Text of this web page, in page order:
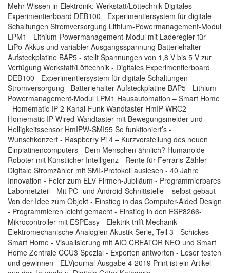
Mehr Wissen in Elektronik: Werkstatt/Löttechnik Digitales
Experimentierboard DEB100 - Experimentiersystem für digitale
Schaltungen Stromversorgung Lithium-Powermanagement-Modul
LPM1 - Lithium-Powermanagement-Modul mit Laderegler für
LiPo-Akkus und variabler Ausgangsspannung Batteriehalter-
Aufsteckplatine BAP5 - stellt Spannungen von 1,8 V bis 5 V zur
Verfügung Werkstatt/Löttechnik - Digitales Experimentierboard
DEB100 - Experimentiersystem für digitale Schaltungen
Stromversorgung - Batteriehalter-Aufsteckplatine BAP5 - Lithium-
Powermanagement-Modul LPM1 Hausautomation – Smart Home
- Homematic IP 2-Kanal-Funk-Wandtaster HmIP-WRC2 -
Homematic IP Wired-Wandtaster mit Bewegungsmelder und
Helligkeitssensor HmIPW-SMI55 So funktioniert’s -
Wunschkonzert - Raspberry Pi 4 – Kurzvorstellung des neuen
Einplatinencomputers - Dem Menschen ähnlich? Humanoide
Roboter mit Künstlicher Intelligenz - Rente für Ferraris-Zähler -
Digitale Stromzähler mit SML-Protokoll auslesen - 40 Jahre
Innovation - Feier zum ELV Firmen-Jubiläum - Programmierbares
Labornetzteil - Mit PC- und Android-Schnittstelle – selbst gebaut -
Von der Idee zum Objekt - Einstieg in das Computer-Aided Design
- Programmieren leicht gemacht - Einstieg in den ESP8266-
Mikrocontroller mit ESPEasy - Elektrik trifft Mechanik -
Elektromechanische Analogien Akustik-Serie, Teil 3 - Schickes
Smart Home - Visualisierung mit AIO CREATOR NEO und Smart
Home Zentrale CCU3 Spezial - Experten antworten - Leser testen
und gewinnen - ELVjournal Ausgabe 4-2019 Print ist ein Artikel